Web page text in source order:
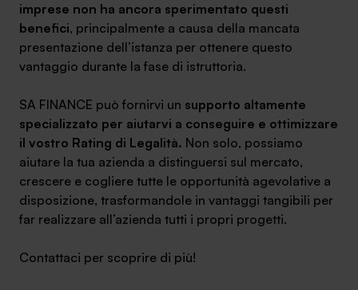
imprese non ha ancora sperimentato questi
benefici, principalmente a causa della mancata
presentazione dell’istanza per ottenere questo
vantaggio durante la fase di istruttoria.
SA FINANCE può fornirvi un supporto altamente
specializzato per aiutarvi a conseguire e ottimizzare
il vostro Rating di Legalità. Non solo, possiamo
aiutare la tua azienda a distinguersi sul mercato,
crescere e cogliere tutte le opportunità agevolative a
disposizione, trasformandole in vantaggi tangibili per
far realizzare all’azienda tutti i propri progetti.
Contattaci per scoprire di più!